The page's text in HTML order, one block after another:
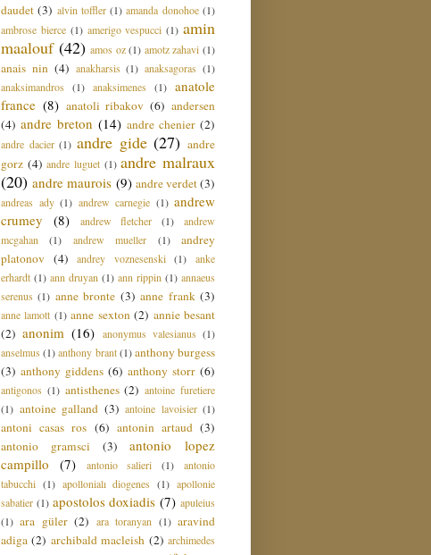
daudet (3) alvin toffler (1) amanda donohoe (1)
ambrose bierce (1) amerigo vespucci (1) amin
maalouf (42) amos oz (1) amotz zahavi (1)
anais nin (4) anakharsis (1) anaksagoras (1)
anaksimandros
(1) anaksimenes (1) anatole
france (8) anatoli ribakov (6) andersen
(4) andre breton (14) andre chenier (2)
andre dacier (1) andre gide (27) andre
gorz (4) andre luguet (1) andre malraux
(20) andre maurois (9) andre verdet(3)
andreas ady (1) andrew carnegie (1) andrew
crumey
(8) andrew fletcher (1)
andrew
mcgahan
(1) andrew mueller (1)
andrey
platonov (4) andrey voznesenski (1)
anke
erhardt (1) ann druyan (1) ann rippin (1) annaeus
serenus (1) anne bronte (3) anne frank (3)
anne lamott (1) anne sexton (2) annie besant
(2) anonim (16) anonymus valesianus (1)
anselmus (1) anthony brant (1) anthony burgess
(3) anthony giddens (6) anthony storr (6)
antigonos (1) antisthenes (2) antoine furetiere
(1) antoine galland (3) antoine lavoisier (1)
antoni casas ros (6) antonin artaud (3)
antonio gramsci
(3)
antonio lopez
campillo
(7) antonio salieri (1)
antonio
tabucchi (1) apollonialı diogenes (1) apollonie
sabatier (1) apostolos doxiadis (7) apuleius
(1) ara güler (2) ara toranyan (1) aravind
adiga (2) archibald macleish (2) archimedes